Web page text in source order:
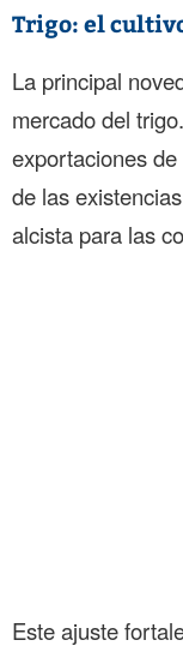
Trigo: el
La principal
mercado del
exportaciones
de las
alcista para las
Este ajuste